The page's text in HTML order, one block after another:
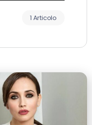
1 Articolo